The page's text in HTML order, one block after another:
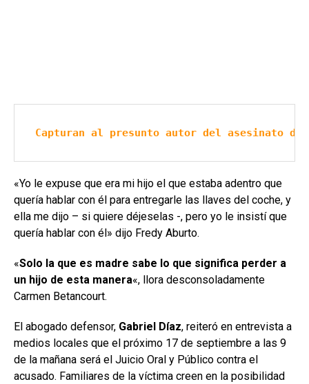
Capturan al presunto autor del asesinato de
«Yo le expuse que era mi hijo el que estaba adentro que
quería hablar con él para entregarle las llaves del coche, y
ella me dijo – si quiere déjeselas -, pero yo le insistí que
quería hablar con él» dijo Fredy Aburto.
«Solo la que es madre sabe lo que significa perder a
un hijo de esta manera«, llora desconsoladamente
Carmen Betancourt.
El abogado defensor, Gabriel Díaz, reiteró en entrevista a
medios locales que el próximo 17 de septiembre a las 9
de la mañana será el Juicio Oral y Público contra el
acusado. Familiares de la víctima creen en la posibilidad